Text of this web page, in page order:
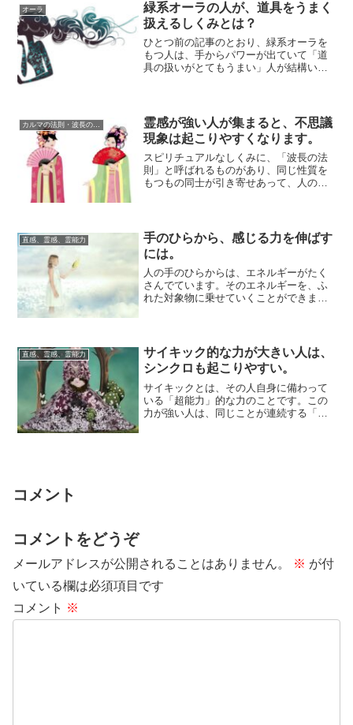
オーラ
緑系オーラの人が、道具をうまく
扱えるしくみとは？
ひとつ前の記事のとおり、緑系オーラを
もつ人は、手からパワーが出ていて「道
具の扱いがとてもうまい」人が結構いま
霊感が強い人が集まると、不思議
現象は起こりやすくなります。
スピリチュアルなしくみに、「波長の法
則」と呼ばれるものがあり、同じ性質を
もつもの同士が引き寄せあって、人の関
直感、霊感、霊能力
手のひらから、感じる力を伸ばす
には。
人の手のひらからは、エネルギーがたく
さんでています。そのエネルギーを、ふ
れた対象物に乗せていくことができます
直感、霊感、霊能力
サイキック的な力が大きい人は、
シンクロも起こりやすい。
サイキックとは、その人自身に備わって
いる「超能力」的な力のことです。この
力が強い人は、同じことが連続する「シ
コメント
コメントをどうぞ
メールアドレスが公開されることはありません。 ※ が付
いている欄は必須項目です
コメント ※